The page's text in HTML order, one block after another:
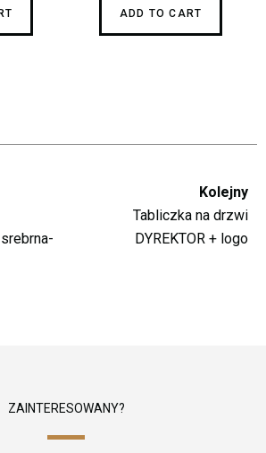
ADD TO CART
Kolejny
Tabliczka na drzwi
DYREKTOR + logo
ZAINTERESOWANY?